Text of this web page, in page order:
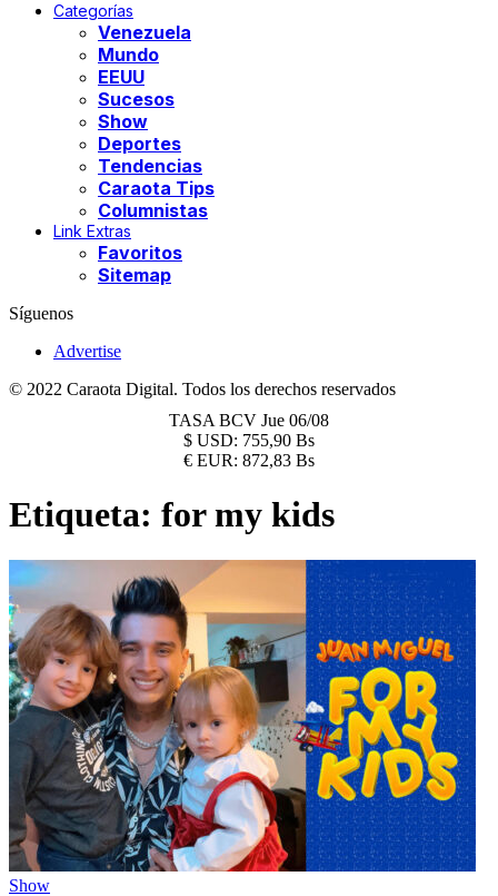
Categorías
Venezuela
Mundo
EEUU
Sucesos
Show
Deportes
Tendencias
Caraota Tips
Columnistas
Link Extras
Favoritos
Sitemap
Síguenos
Advertise
© 2022 Caraota Digital. Todos los derechos reservados
TASA BCV Jue 06/08
$ USD: 755,90 Bs
€ EUR: 872,83 Bs
Etiqueta: for my kids
Show